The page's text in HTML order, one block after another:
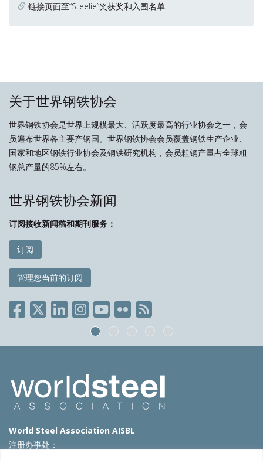
链接页面至“Steelie”奖获奖和入围名单
关于世界钢铁协会
世界钢铁协会是世界上规模最大、活跃度最高的行业协会之一，会
员遍布世界各主要产钢国。世界钢铁协会会员覆盖钢铁生产企业、
国家和地区钢铁行业协会及钢铁研究机构，会员粗钢产量占全球粗
钢总产量的85%左右。
世界钢铁协会新闻
订阅接收新闻稿和期刊服务：
订阅
管理您当前的订阅
World Steel Association AISBL
注册办事处：